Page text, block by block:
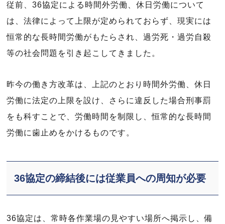
従前、36協定による時間外労働、休日労働について
は、法律によって上限が定められておらず、現実には
恒常的な長時間労働がもたらされ、過労死・過労自殺
等の社会問題を引き起こしてきました。
昨今の働き方改革は、上記のとおり時間外労働、休日
労働に法定の上限を設け、さらに違反した場合刑事罰
をも科すことで、労働時間を制限し、恒常的な長時間
労働に歯止めをかけるものです。
36協定の締結後には従業員への周知が必要
36協定は、常時各作業場の見やすい場所へ掲示し、備